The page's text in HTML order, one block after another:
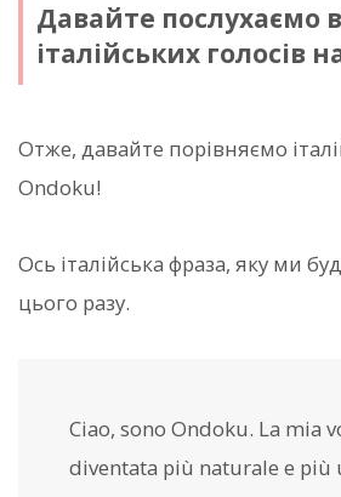
Давайте послухаємо
італійських голосів
Отже, давайте порівняємо
Ondoku!
Ось італійська фраза, яку ми
цього разу.
Ciao, sono Ondoku. La mia
diventata più naturale e più